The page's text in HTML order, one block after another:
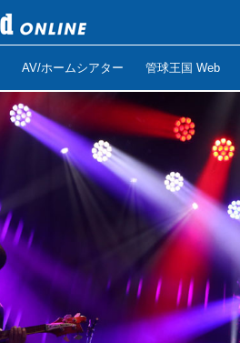
AV/ホームシアター 管球王国 Web